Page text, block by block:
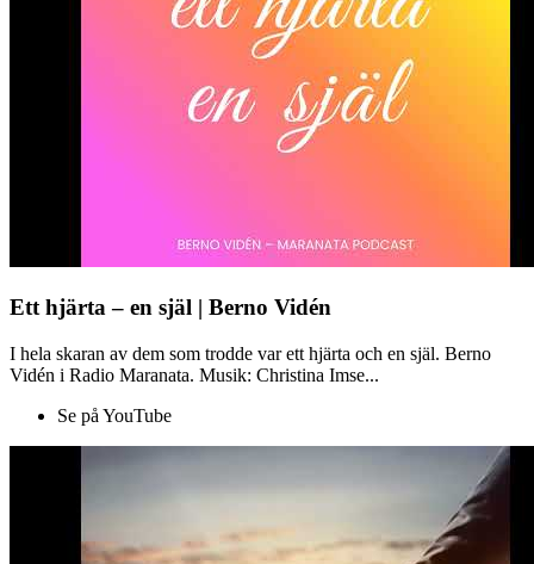
Ett hjärta – en själ | Berno Vidén
I hela skaran av dem som trodde var ett hjärta och en själ. Berno
Vidén i Radio Maranata. Musik: Christina Imse...
Se på YouTube